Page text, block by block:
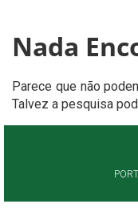
Nada
Parece que não
Talvez a pesquisa